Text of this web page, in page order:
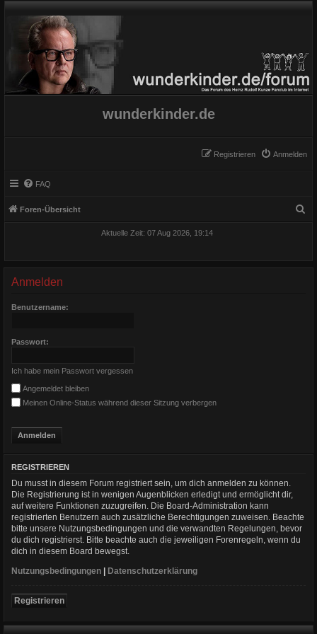
wunderkinder.de
Anmelden
Registrieren
FAQ
Foren-Übersicht
Aktuelle Zeit: 07 Aug 2026, 19:14
Anmelden
Benutzername:
Passwort:
Ich habe mein Passwort vergessen
Angemeldet bleiben
Meinen Online-Status während dieser Sitzung verbergen
REGISTRIEREN
Du musst in diesem Forum registriert sein, um dich anmelden zu können.
Die Registrierung ist in wenigen Augenblicken erledigt und ermöglicht dir,
auf weitere Funktionen zuzugreifen. Die Board-Administration kann
registrierten Benutzern auch zusätzliche Berechtigungen zuweisen. Beachte
bitte unsere Nutzungsbedingungen und die verwandten Regelungen, bevor
du dich registrierst. Bitte beachte auch die jeweiligen Forenregeln, wenn du
dich in diesem Board bewegst.
Nutzungsbedingungen
Datenschutzerklärung
Registrieren